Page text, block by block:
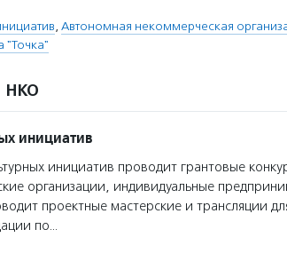
, Автономная некоммерческая
"Точка"
НКО
инициатив
инициатив проводит грантовые
организации, индивидуальные
проектные мастерские и трансляции
по…